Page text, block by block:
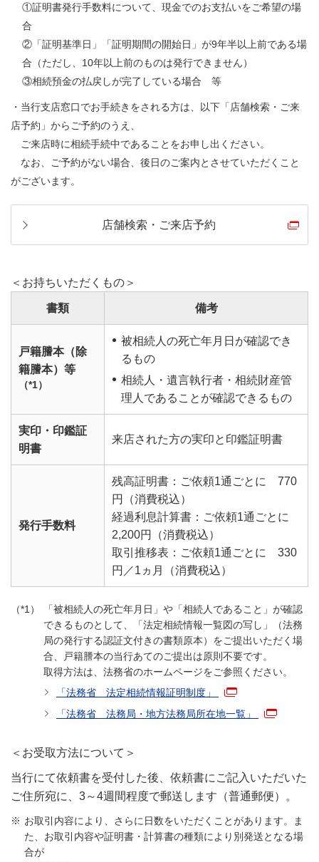
①証明書発行手数料について、現金でのお支払いをご希望の場
合
②「証明基準日」「証明期間の開始日」が9年半以上前である場
合（ただし、10年以上前のものは発行できません）
③相続預金の払戻しが完了している場合 等
・当行支店窓口でお手続きをされる方は、以下「店舗検索・ご来
店予約」からご予約のうえ、
ご来店時に相続手続中であることをお申し出ください。
なお、ご予約がない場合、後日のご案内とさせていただくこと
がございます。
店舗検索・ご来店予約
＜お持ちいただくもの＞
書類 備考
戸籍謄本（除
籍謄本）等
（*1）
被相続人の死亡年月日が確認でき
るもの
相続人・遺言執行者・相続財産管
理人であることが確認できるもの
実印・印鑑証
明書
来店された方の実印と印鑑証明書
発行手数料
残高証明書：ご依頼1通ごとに 770
円（消費税込）
経過利息計算書：ご依頼1通ごとに
2,200円（消費税込）
取引推移表：ご依頼1通ごとに 330
円／1ヵ月（消費税込）
「被相続人の死亡年月日」や「相続人であること」が確認
できるものとして、「法定相続情報一覧図の写し」（法務
局の発行する認証文付きの書類原本）をご提出いただく場
合、戸籍謄本の当行あてのご提出は原則不要です。
取得方法は、法務省のホームページをご参照ください。
「法務省 法定相続情報証明制度」
「法務省 法務局・地方法務局所在地一覧」
＜お受取方法について＞
当行にて依頼書を受付した後、依頼書にご記入いただいた
ご住所宛に、3～4週間程度で郵送します（普通郵便）。
お取引内容により、さらに日数をいただくことがあります。ま
た、お取引内容や証明書・計算書の種類により別発送となる場
合が